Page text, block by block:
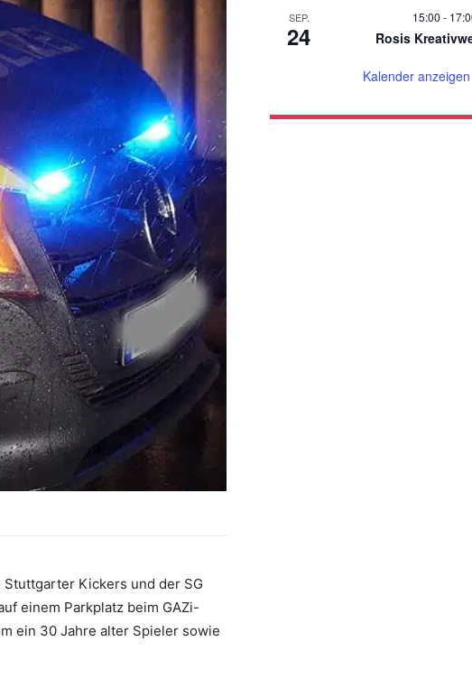
Stuttgarter Kickers und der SG
einem Parkplatz beim GAZi-
ein 30 Jahre alter Spieler sowie
SEP.
24
15:00 -
Rosis
Kalender anzeigen